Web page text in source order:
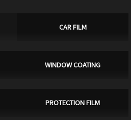
CAR FILM
WINDOW COATING
PROTECTION FILM